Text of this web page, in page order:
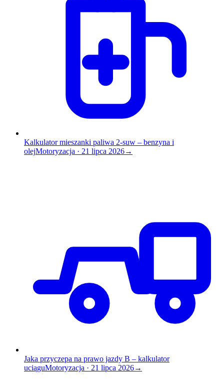
Kalkulator mieszanki paliwa 2-suw – benzyna i
olejMotoryzacja · 21 lipca 2026→
Jaka przyczepa na prawo jazdy B – kalkulator
uciąguMotoryzacja · 21 lipca 2026→